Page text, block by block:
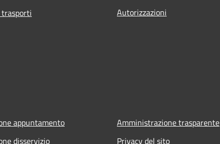
Autorizzazioni
appuntamento
disservizio
Amministrazione trasparente
Privacy del sito